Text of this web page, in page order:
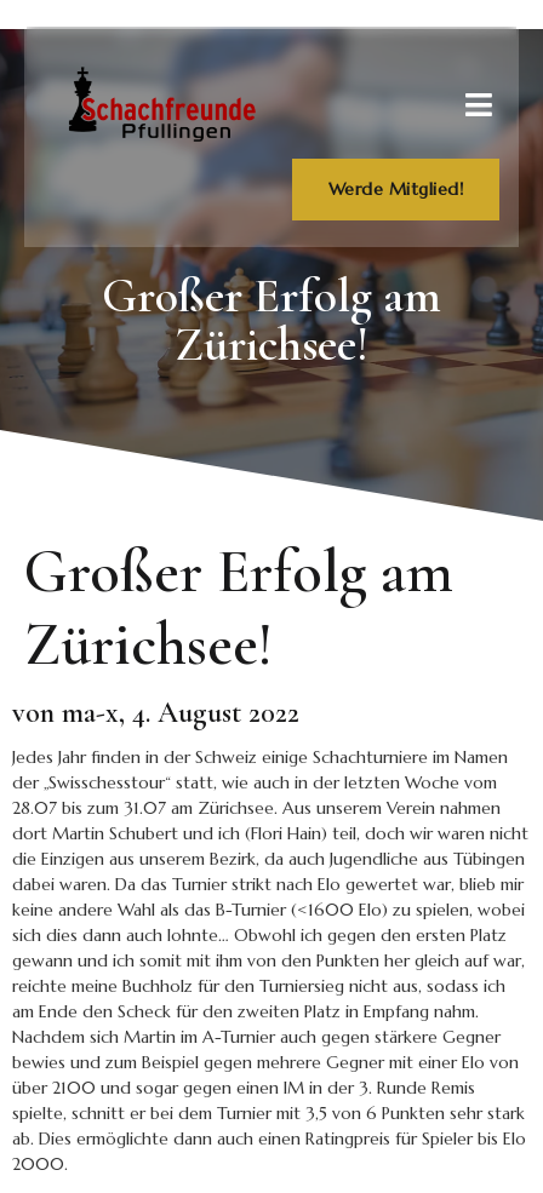
Werde Mitglied!
Großer Erfolg am
Zürichsee!
Großer Erfolg am
Zürichsee!
von ma-x, 4. August 2022
Jedes Jahr finden in der Schweiz einige Schachturniere im Namen
der „Swisschesstour“ statt, wie auch in der letzten Woche vom
28.07 bis zum 31.07 am Zürichsee. Aus unserem Verein nahmen
dort Martin Schubert und ich (Flori Hain) teil, doch wir waren nicht
die Einzigen aus unserem Bezirk, da auch Jugendliche aus Tübingen
dabei waren. Da das Turnier strikt nach Elo gewertet war, blieb mir
keine andere Wahl als das B-Turnier (<1600 Elo) zu spielen, wobei
sich dies dann auch lohnte… Obwohl ich gegen den ersten Platz
gewann und ich somit mit ihm von den Punkten her gleich auf war,
reichte meine Buchholz für den Turniersieg nicht aus, sodass ich
am Ende den Scheck für den zweiten Platz in Empfang nahm.
Nachdem sich Martin im A-Turnier auch gegen stärkere Gegner
bewies und zum Beispiel gegen mehrere Gegner mit einer Elo von
über 2100 und sogar gegen einen IM in der 3. Runde Remis
spielte, schnitt er bei dem Turnier mit 3,5 von 6 Punkten sehr stark
ab. Dies ermöglichte dann auch einen Ratingpreis für Spieler bis Elo
2000.